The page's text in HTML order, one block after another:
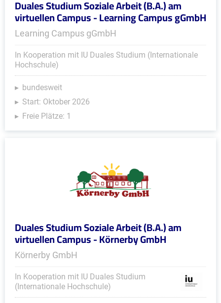
Duales Studium Soziale Arbeit (B.A.) am
virtuellen Campus - Learning Campus gGmbH
Learning Campus gGmbH
In Kooperation mit IU Duales Studium (Internationale
Hochschule)
bundesweit
Start: Oktober 2026
Freie Plätze: 1
Duales Studium Soziale Arbeit (B.A.) am
virtuellen Campus - Körnerby GmbH
Körnerby GmbH
In Kooperation mit IU Duales Studium
(Internationale Hochschule)